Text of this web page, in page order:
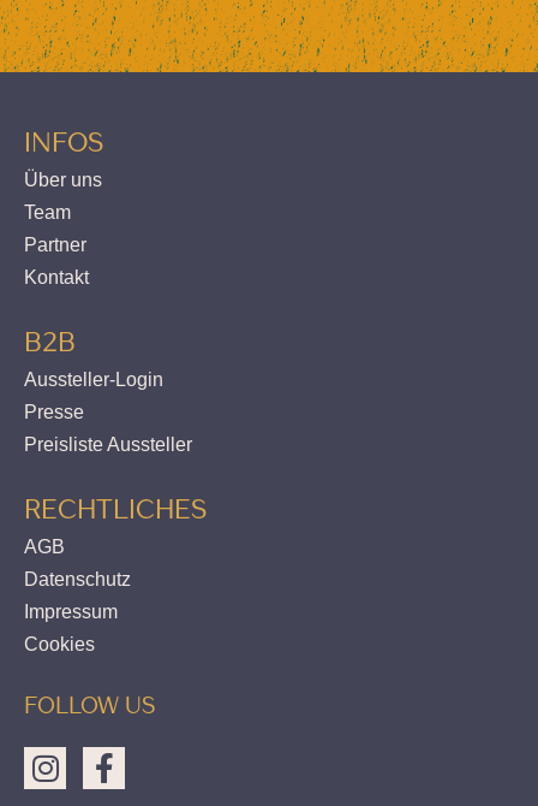
INFOS
Über uns
Team
Partner
Kontakt
B2B
Aussteller-Login
Presse
Preisliste Aussteller
RECHTLICHES
AGB
Datenschutz
Impressum
Cookies
FOLLOW US